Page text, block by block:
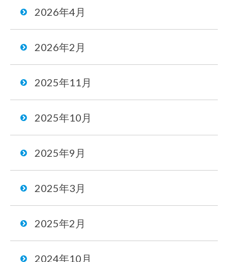
2026年4月
2026年2月
2025年11月
2025年10月
2025年9月
2025年3月
2025年2月
2024年10月